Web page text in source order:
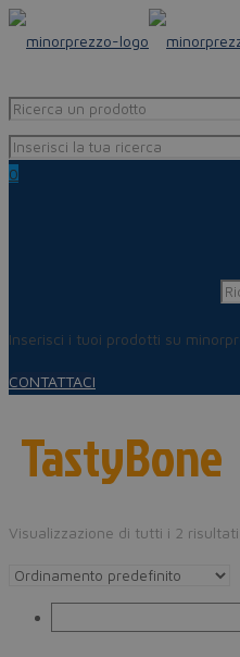
0
Inserisci i tuoi prodotti su
CONTATTACI
TastyBone
Visualizzazione di tutti i 2 risultati